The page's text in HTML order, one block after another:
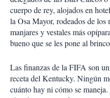
cuerpo de rey, alojados en
la Osa Mayor, rodeados de los
manjares y vestales más
bueno que se les pone al
Las finanzas de la FIFA son
receta del Kentucky. Ningún
cuánto hay ni cómo se